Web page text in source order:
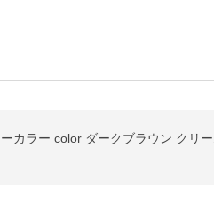
カラー color ダークブラウン クリ